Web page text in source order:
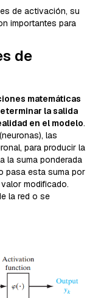
de activación, su
importantes para
de
matemáticas
la salida
en el modelo.
las
para producir la
la suma ponderada
pasa esta suma por
modificado.
la red o se